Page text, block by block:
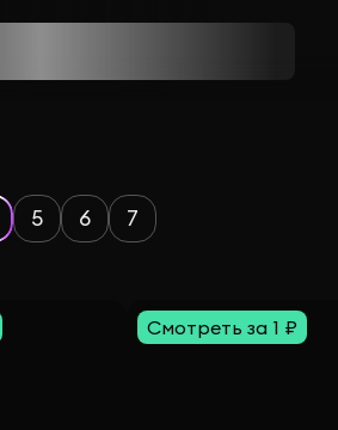
5 6 7
Смотреть за 1 ₽